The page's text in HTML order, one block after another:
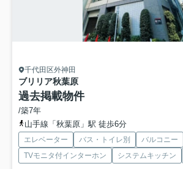
千代田区外神田
ブリリア秋葉原
過去掲載物件
/築7年
山手線「秋葉原」駅 徒歩6分
エレベーター バス・トイレ別
バルコニー
TVモニタ付インターホン
システムキッチン